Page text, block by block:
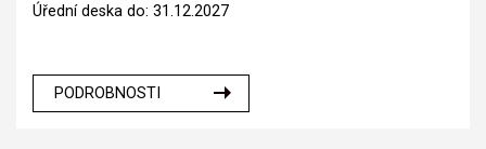
Úřední deska do: 31.12.2027
PODROBNOSTI